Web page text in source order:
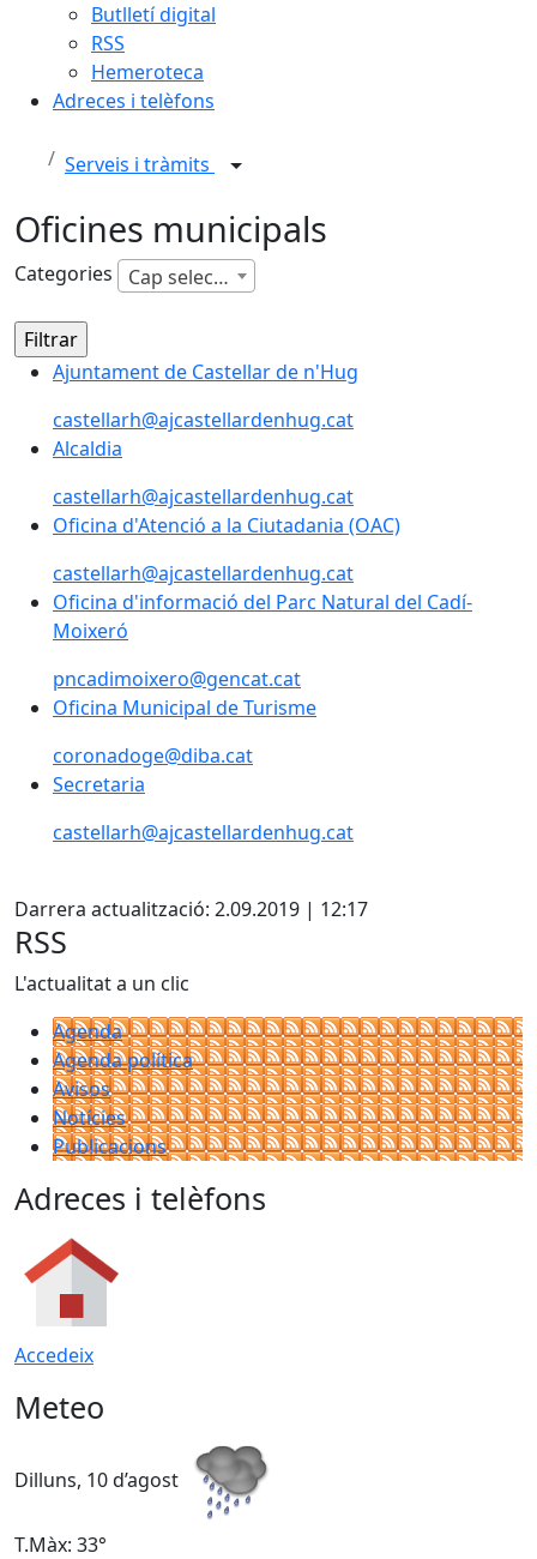
Butlletí digital
RSS
Hemeroteca
Adreces i telèfons
Serveis i tràmits
Oficines municipals
Categories Cap selecció
Ajuntament de Castellar de n'Hug
Ajuntament de Castellar de n'Hug
castellarh@ajcastellardenhug.cat
Alcaldia
castellarh@ajcastellardenhug.cat
Oficina d'Atenció a la Ciutadania (OAC)
Oficina d'Atenció a la Ciutadania (OAC)
castellarh@ajcastellardenhug.cat
Oficina d'informació del Parc Natural del Cadí-
Oficina d'informació del Parc Natural del Cadí-
Moixeró
pncadimoixero@gencat.cat
Oficina Municipal de Turisme
Oficina Municipal de Turisme
coronadoge@diba.cat
Secretaria
castellarh@ajcastellardenhug.cat
Darrera actualització: 2.09.2019 | 12:17
RSS
L'actualitat a un clic
Agenda
Agenda política
Avisos
Notícies
Publicacions
Adreces i telèfons
Accedeix
Meteo
Dilluns, 10 d’agost
T.Màx: 33°